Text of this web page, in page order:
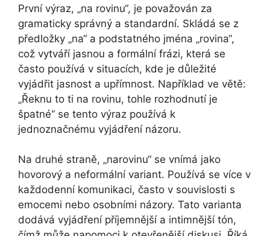
První výraz, „na rovinu“, je považován za
gramaticky správný a standardní. Skládá se z
předložky „na“ a podstatného jména „rovina“,
což vytváří jasnou a formální frázi, která se
často používá v situacích, kde je důležité
vyjádřit jasnost a upřímnost. Například ve větě:
„Řeknu to ti na rovinu, tohle rozhodnutí je
špatné“ se tento výraz používá k
jednoznačnému vyjádření názoru.
Na druhé straně, „narovinu“ se vnímá jako
hovorový a neformální variant. Používá se více v
každodenní komunikaci, často v souvislosti s
emocemi nebo osobními názory. Tato varianta
dodává vyjádření příjemnější a intimnější tón,